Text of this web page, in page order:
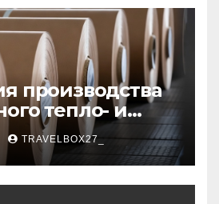
производства
тепло- и
TRAVELBOX27_